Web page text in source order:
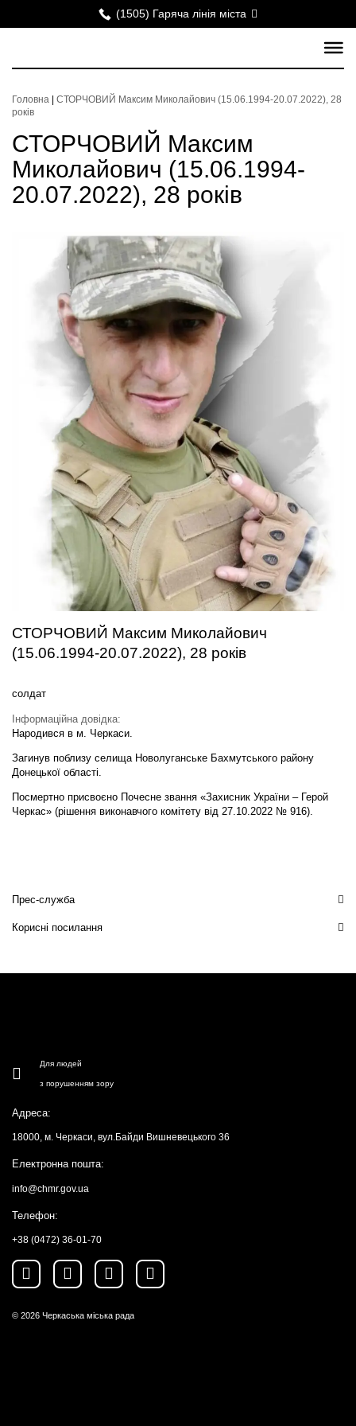
(1505) Гаряча лінія міста
Головна
СТОРЧОВИЙ Максим Миколайович (15.06.1994-20.07.2022), 28
років
СТОРЧОВИЙ Максим
Миколайович (15.06.1994-
20.07.2022), 28 років
СТОРЧОВИЙ Максим Миколайович
(15.06.1994-20.07.2022), 28 років
солдат
Інформаційна довідка:
Народився в м. Черкаси.
Загинув поблизу селища Новолуганське Бахмутського району
Донецької області.
Посмертно присвоєно Почесне звання «Захисник України – Герой
Черкас» (рішення виконавчого комітету від 27.10.2022 № 916).
Прес-служба
Корисні посилання
Для людей
з порушенням зору
Адреса:
18000, м. Черкаси, вул.Байди Вишневецького 36
Електронна пошта:
info@chmr.gov.ua
Телефон:
+38 (0472) 36-01-70
© 2026 Черкаська міська рада